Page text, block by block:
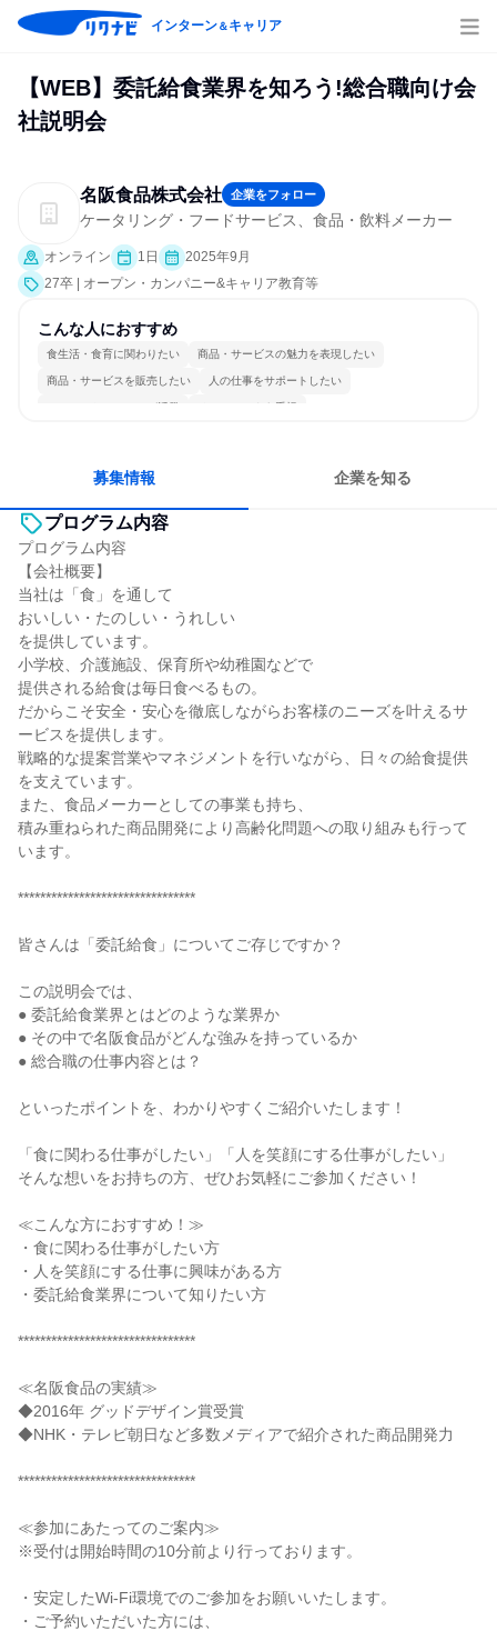
インターン＆キャリア
【WEB】委託給食業界を知ろう!総合職向け会
社説明会
名阪食品株式会社 企業をフォロー
ケータリング・フードサービス、食品・飲料メーカー
オンライン 1日
2025年9月
27卒 | オープン・カンパニー&キャリア教育等
こんな人におすすめ
食生活・食育に関わりたい 商品・サービスの魅力を表現したい
商品・サービスを販売したい 人の仕事をサポートしたい
コミュニケーションが活発 チームワークを重視
募集情報 企業を知る
プログラム内容
プログラム内容
【会社概要】
当社は「食」を通して
おいしい・たのしい・うれしい
を提供しています。
小学校、介護施設、保育所や幼稚園などで
提供される給食は毎日食べるもの。
だからこそ安全・安心を徹底しながらお客様のニーズを叶えるサ
ービスを提供します。
戦略的な提案営業やマネジメントを行いながら、日々の給食提供
を支えています。
また、食品メーカーとしての事業も持ち、
積み重ねられた商品開発により高齢化問題への取り組みも行って
います。
********************************
皆さんは「委託給食」についてご存じですか？
この説明会では、
● 委託給食業界とはどのような業界か
● その中で名阪食品がどんな強みを持っているか
● 総合職の仕事内容とは？
といったポイントを、わかりやすくご紹介いたします！
「食に関わる仕事がしたい」「人を笑顔にする仕事がしたい」
そんな想いをお持ちの方、ぜひお気軽にご参加ください！
≪こんな方におすすめ！≫
・食に関わる仕事がしたい方
・人を笑顔にする仕事に興味がある方
・委託給食業界について知りたい方
********************************
≪名阪食品の実績≫
◆2016年 グッドデザイン賞受賞
◆NHK・テレビ朝日など多数メディアで紹介された商品開発力
********************************
≪参加にあたってのご案内≫
※受付は開始時間の10分前より行っております。
・安定したWi-Fi環境でのご参加をお願いいたします。
・ご予約いただいた方には、